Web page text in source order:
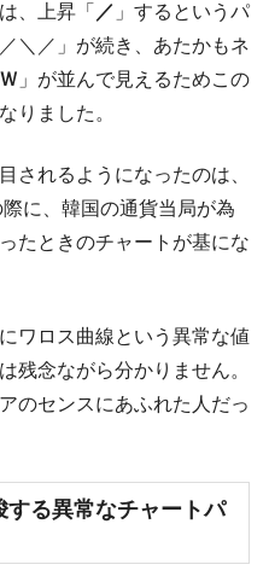
は。
』車への補助金を全廃 ⇒ 実
る。6カ月で対前年同期比
」「極右勢力」のプラカー
年までに18.4GW規模のAIデ
理だってば。
団』株価暴落で200兆蒸
ました」⇒ 耐久性「なさす
、上昇「 ／ 」するというパ
＼／」が続き、あたかもネ
Ｗ 」が並んで見えるためこの
りました。
されるようになったのは、
際に、韓国の通貨当局が為
たときのチャートが基にな
ワロス曲線という異常な値
残念ながら分かりません。
のセンスにあふれた人だっ
する異常なチャートパ